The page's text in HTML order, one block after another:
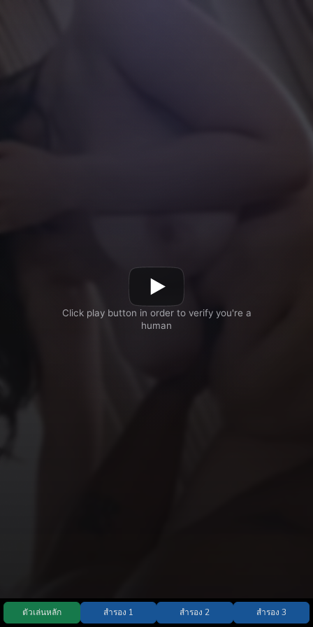
ตัวเล่นหลัก สำรอง 1 สำรอง 2 สำรอง 3